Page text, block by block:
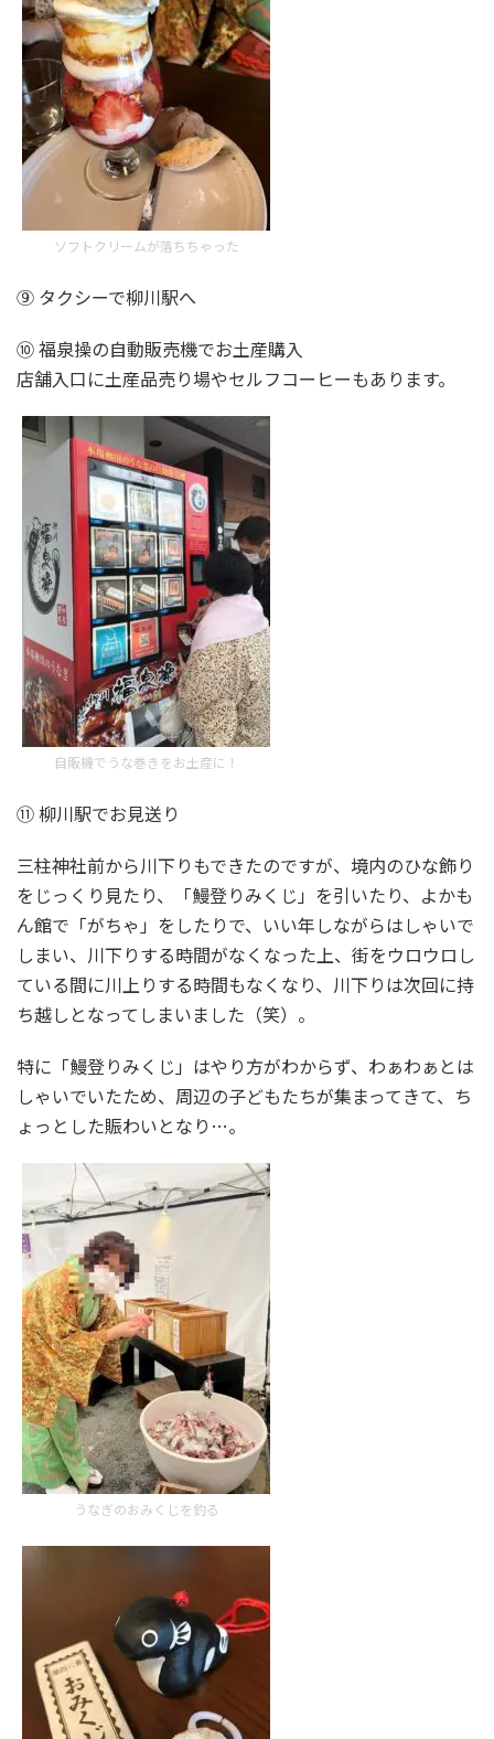
ソフトクリームが落ちちゃった
⑨ タクシーで柳川駅へ
⑩ 福泉操の自動販売機でお土産購入
店舗入口に土産品売り場やセルフコーヒーもあります。
自販機でうな巻きをお土産に！
⑪ 柳川駅でお見送り
三柱神社前から川下りもできたのですが、境内のひな飾り
をじっくり見たり、「鰻登りみくじ」を引いたり、よかも
ん館で「がちゃ」をしたりで、いい年しながらはしゃいで
しまい、川下りする時間がなくなった上、街をウロウロし
ている間に川上りする時間もなくなり、川下りは次回に持
ち越しとなってしまいました（笑）。
特に「鰻登りみくじ」はやり方がわからず、わぁわぁとは
しゃいでいたため、周辺の子どもたちが集まってきて、ち
ょっとした賑わいとなり…。
うなぎのおみくじを釣る